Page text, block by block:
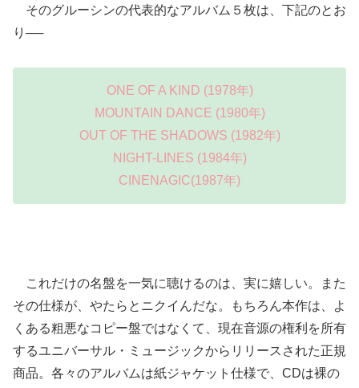
そのグルーシンの代表的なアルバム５枚は、下記のとお
り──
ONE OF A KIND (1978年)
MOUNTAIN DANCE (1980年)
OUT OF THE SHADOWS (1982年)
NIGHT-LINES (1984年)
CINENAGIC(1987年)
これだけの名盤を一気に聴けるのは、実に嬉しい。また
その仕様が、やたらとニクイんだな。もちろん本作は、よ
くある粗悪なコピー盤ではなくて、現在音源の権利を所有
するユニバーサル・ミュージックからリリースされた正規
商品。各々のアルバムは紙ジャケット仕様で、CDは裸の